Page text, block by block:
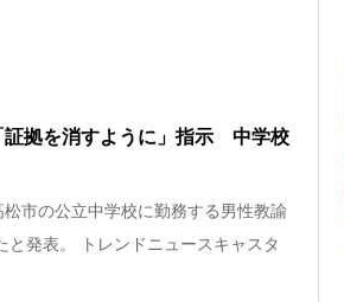
証拠を消すように」指示 中学校
市の公立中学校に勤務する男性教諭
と発表。 トレンドニュースキャスタ